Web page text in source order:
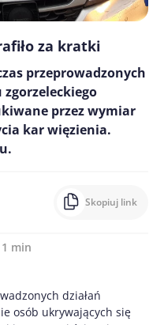
za kratki
przeprowadzonych
przez wymiar
kar więzienia.
Skopiuj link
min
działań
osób ukrywających się